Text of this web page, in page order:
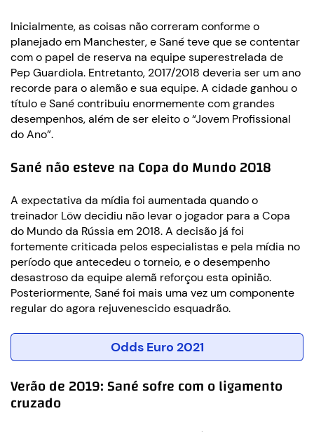
Inicialmente, as coisas não correram conforme o
planejado em Manchester, e Sané teve que se contentar
com o papel de reserva na equipe superestrelada de
Pep Guardiola. Entretanto, 2017/2018 deveria ser um ano
recorde para o alemão e sua equipe. A cidade ganhou o
título e Sané contribuiu enormemente com grandes
desempenhos, além de ser eleito o “Jovem Profissional
do Ano”.
Sané não esteve na Copa do Mundo 2018
A expectativa da mídia foi aumentada quando o
treinador Löw decidiu não levar o jogador para a Copa
do Mundo da Rússia em 2018. A decisão já foi
fortemente criticada pelos especialistas e pela mídia no
período que antecedeu o torneio, e o desempenho
desastroso da equipe alemã reforçou esta opinião.
Posteriormente, Sané foi mais uma vez um componente
regular do agora rejuvenescido esquadrão.
Odds Euro 2021
Verão de 2019: Sané sofre com o ligamento
cruzado